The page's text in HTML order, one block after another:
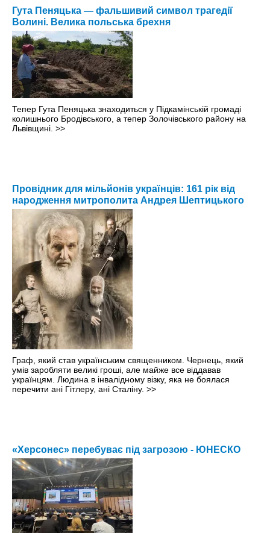
Гута Пеняцька — фальшивий символ трагедії
Волині. Велика польська брехня
Тепер Гута Пеняцька знаходиться у Підкамінській громаді
колишнього Бродівського, а тепер Золочівського району на
Львівщині. >>
Провідник для мільйонів українців: 161 рік від
народження митрополита Андрея Шептицького
Граф, який став українським священником. Чернець, який
умів заробляти великі гроші, але майже все віддавав
українцям. Людина в інвалідному візку, яка не боялася
перечити ані Гітлеру, ані Сталіну. >>
«Херсонес» перебуває під загрозою - ЮНЕСКО